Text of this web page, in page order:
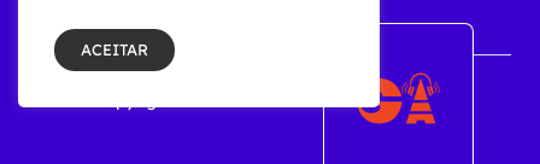
© Copyright 2001-2026 • Fundação Cásper Líbero.
ACEITAR